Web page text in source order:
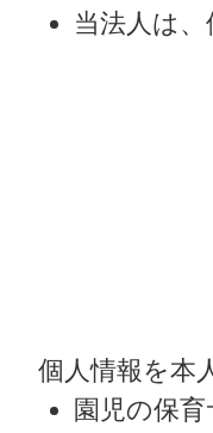
当法人は
個人情報を本
園児の保